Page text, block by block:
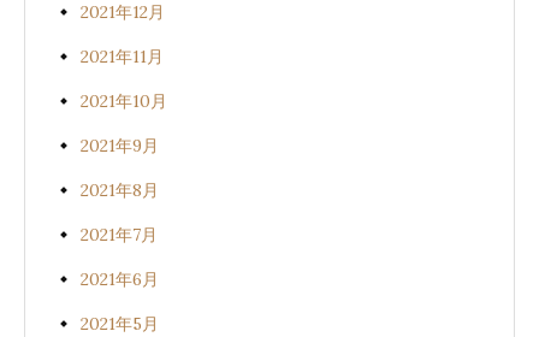
2021年12月
2021年11月
2021年10月
2021年9月
2021年8月
2021年7月
2021年6月
2021年5月